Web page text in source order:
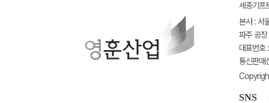
세종기
본사 : 서
파주 공
대표번
통신판
SNS